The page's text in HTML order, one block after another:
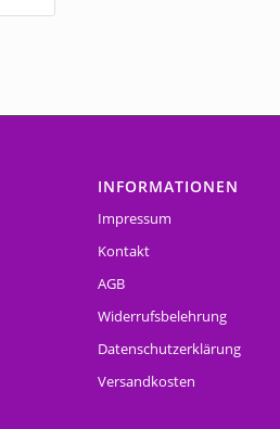
INFORMATIONEN
Impressum
Kontakt
AGB
Widerrufsbelehrung
Datenschutzerklärung
Versandkosten